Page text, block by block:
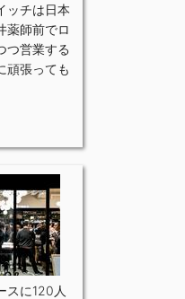
ッチは日本
薬師前でロ
つ営業する
頑張っても
スに120人